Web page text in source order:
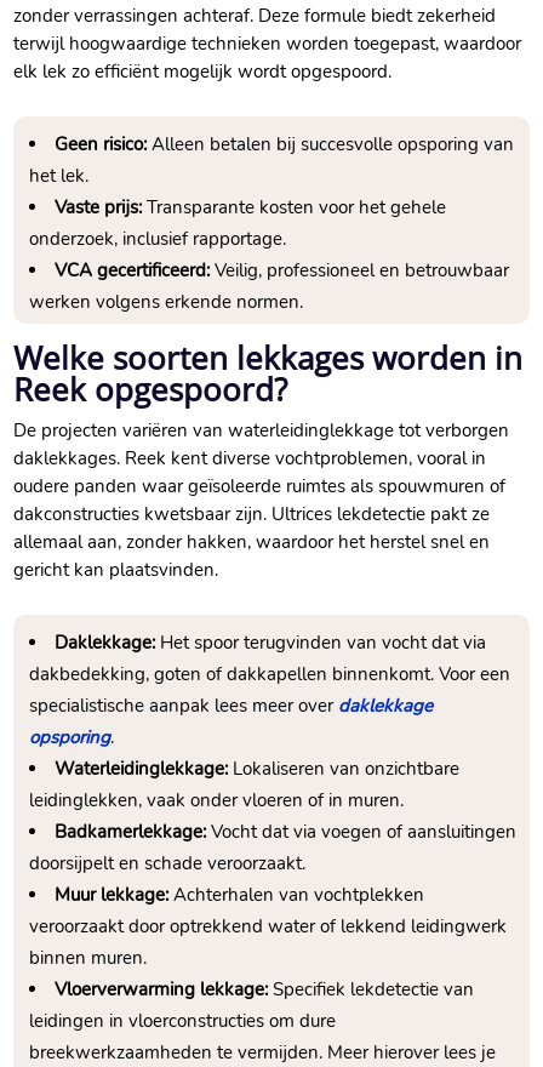
zonder verrassingen achteraf. Deze formule biedt zekerheid
terwijl hoogwaardige technieken worden toegepast, waardoor
elk lek zo efficiënt mogelijk wordt opgespoord.
Geen risico:Alleen betalen bij succesvolle opsporing van
het lek.
Vaste prijs:Transparante kosten voor het gehele
onderzoek, inclusief rapportage.
VCA gecertificeerd:Veilig, professioneel en betrouwbaar
werken volgens erkende normen.
Welke soorten lekkages worden in
Reek opgespoord?
De projecten variëren van waterleidinglekkage tot verborgen
daklekkages. Reek kent diverse vochtproblemen, vooral in
oudere panden waar geïsoleerde ruimtes als spouwmuren of
dakconstructies kwetsbaar zijn. Ultrices lekdetectie pakt ze
allemaal aan, zonder hakken, waardoor het herstel snel en
gericht kan plaatsvinden.
Daklekkage:Het spoor terugvinden van vocht dat via
dakbedekking, goten of dakkapellen binnenkomt. Voor een
specialistische aanpak lees meer over daklekkage
opsporing.
Waterleidinglekkage:Lokaliseren van onzichtbare
leidinglekken, vaak onder vloeren of in muren.
Badkamerlekkage:Vocht dat via voegen of aansluitingen
doorsijpelt en schade veroorzaakt.
Muur lekkage:Achterhalen van vochtplekken
veroorzaakt door optrekkend water of lekkend leidingwerk
binnen muren.
Vloerverwarming lekkage:Specifiek lekdetectie van
leidingen in vloerconstructies om dure
breekwerkzaamheden te vermijden. Meer hierover lees je